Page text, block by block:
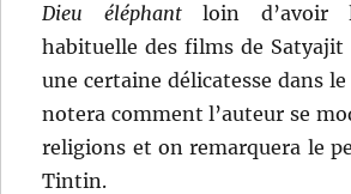
Dieu éléphantloin d’avoir
habituelle des films de Satyajit
une certaine délicatesse dans
notera comment l’auteur se
religions et on remarquera le
Tintin.